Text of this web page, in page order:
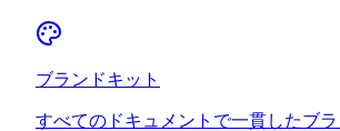
ブランドキット
すべてのドキュメントで一貫したブラ